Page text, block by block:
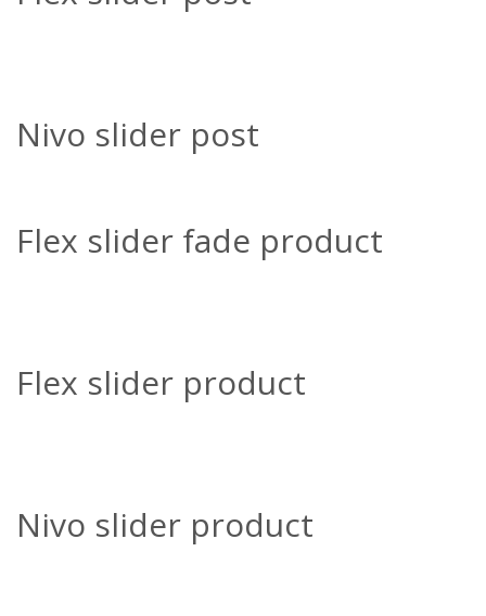
Nivo slider post
Flex slider fade product
Flex slider product
Nivo slider product